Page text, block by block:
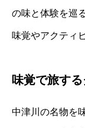
の味と体験を巡
味覚やアクティ
味覚で旅す
中津川の名物を